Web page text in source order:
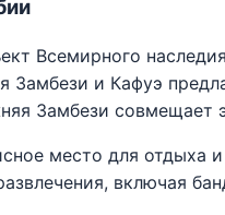
Всемирного
Замбези и Кафуэ
Замбези совмещает
место для отдыха
включая